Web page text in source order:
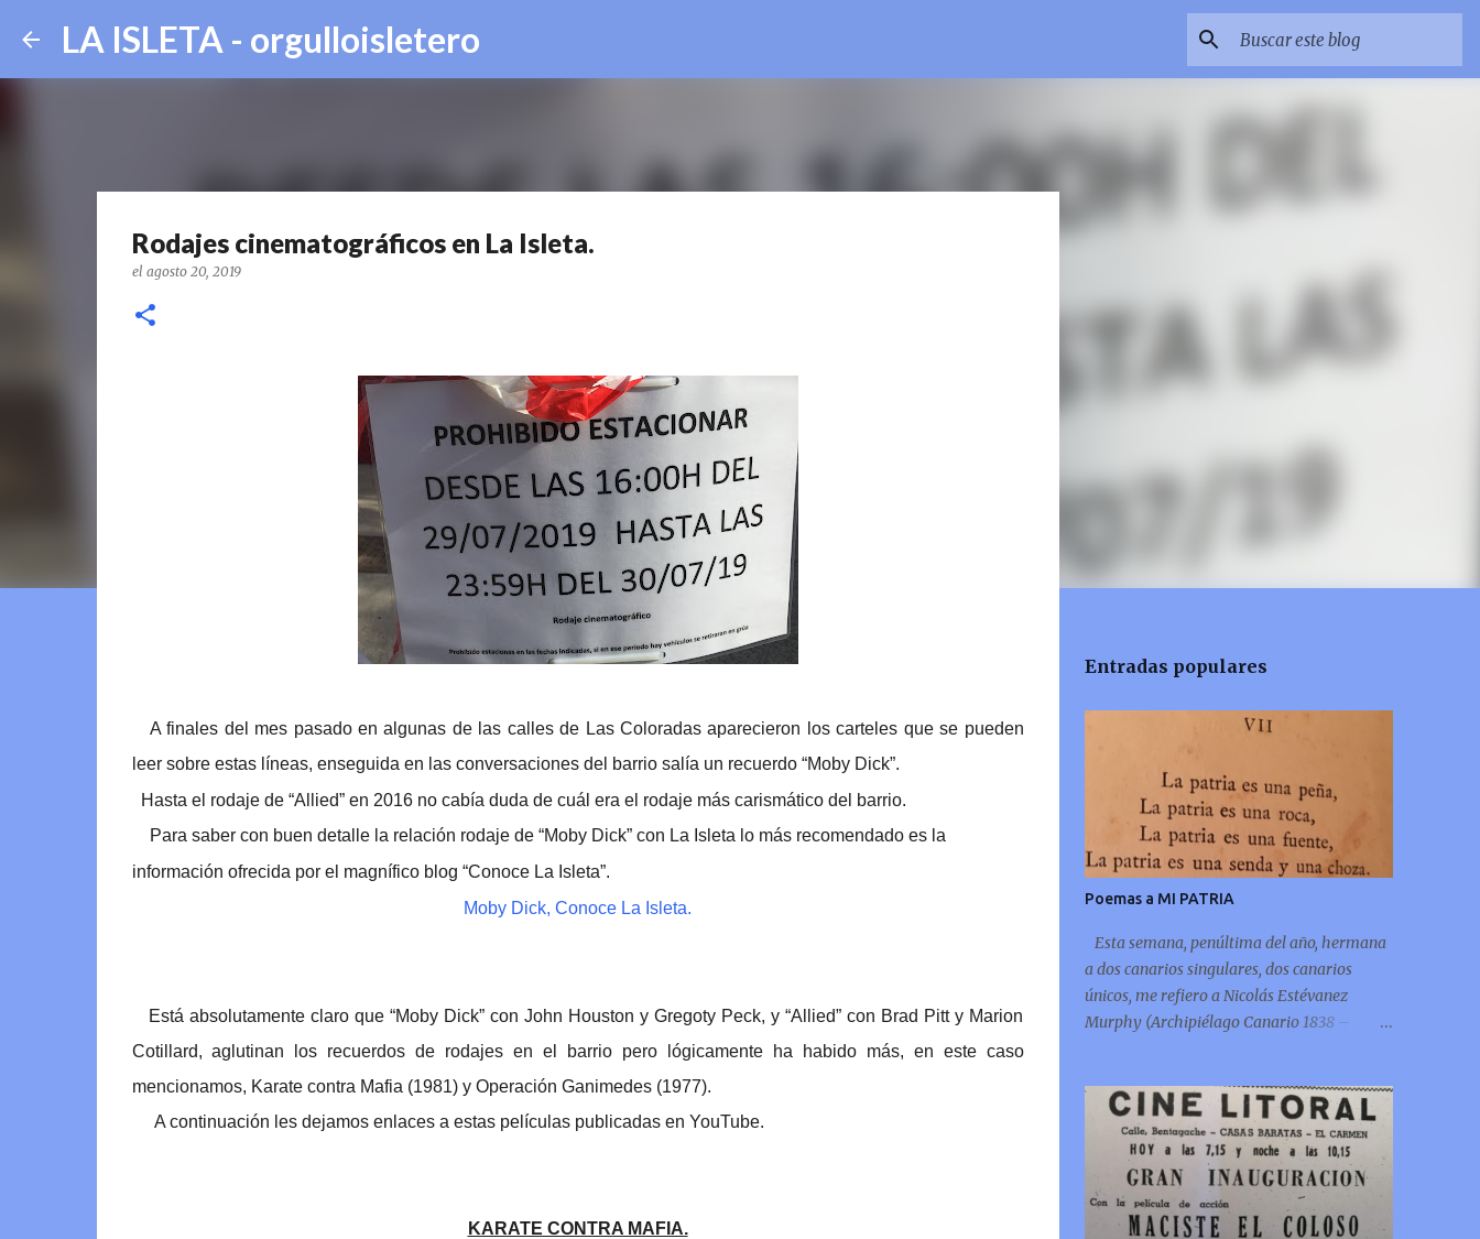
LA ISLETA - orgulloisletero
Rodajes cinematográficos en La Isleta.
el agosto 20, 2019
A finales del mes pasado en algunas de las calles de Las Coloradas aparecieron los carteles que se pueden
leer sobre estas líneas, enseguida en las conversaciones del barrio salía un recuerdo “Moby Dick”.
Hasta el rodaje de “Allied” en 2016 no cabía duda de cuál era el rodaje más carismático del barrio.
Para saber con buen detalle la relación rodaje de “Moby Dick” con La Isleta lo más recomendado es la
información ofrecida por el magnífico blog “Conoce La Isleta”.
Moby Dick, Conoce La Isleta.
Está absolutamente claro que “Moby Dick” con John Houston y Gregoty Peck, y “Allied” con Brad Pitt y Marion
Cotillard, aglutinan los recuerdos de rodajes en el barrio pero lógicamente ha habido más, en este caso
mencionamos, Karate contra Mafia (1981) y Operación Ganimedes (1977).
A continuación les dejamos enlaces a estas películas publicadas en YouTube.
KARATE CONTRA MAFIA.
Entradas populares
Poemas a MI PATRIA
Esta semana, penúltima del año, hermana
a dos canarios singulares, dos canarios
únicos, me refiero a Nicolás Estévanez
Murphy (Archipiélago Canario 1838 –